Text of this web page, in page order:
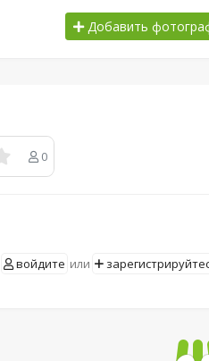
Добавить
0
войдите или